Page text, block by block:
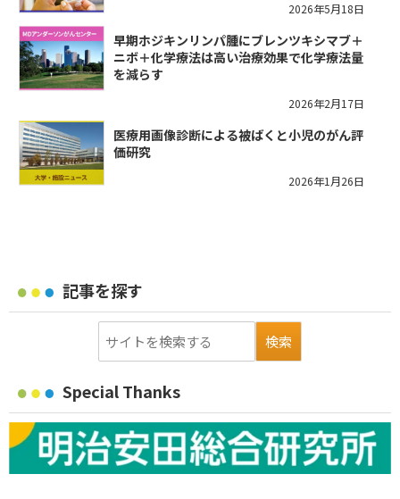
2026年5月18日
早期ホジキンリンパ腫にブレンツキシマブ＋
ニボ＋化学療法は高い治療効果で化学療法量
を減らす
2026年2月17日
医療用画像診断による被ばくと小児のがん評
価研究
2026年1月26日
記事を探す
Special Thanks